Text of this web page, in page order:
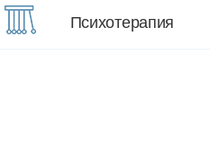
Психотерапия